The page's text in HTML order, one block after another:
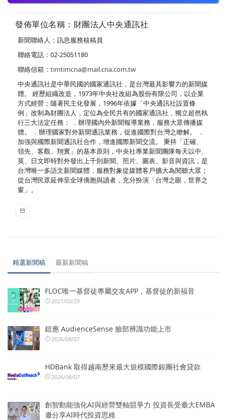
發佈單位名稱：財團法人中央通訊社
新聞聯絡人：訊息服務核稿員
聯絡電話：02-25051180
聯絡信箱： timtimcna@mail.cna.com.tw
中央通訊社是中華民國的國家通訊社，是台灣最具影響力的新聞媒
體。 經歷組織改造，1973年中央社改組為股份有限公司，以企業
方式經營；隨著民主化發展，1996年依據「中央通訊社設置條
例」改制為財團法人，定位為全民共有的國家通訊社，獨立超然執
行三大法定任務： ．辦理國內外新聞報導業務，服務大眾傳播媒
體。 ．辦理國家對外新聞通訊業務，促進國際對台灣之瞭解。 ．
加強與國際新聞通訊社合作，增進國際新聞交流。 秉持「正確、
領先、客觀、翔實」的基本原則，中央社專業新聞團隊每天以中、
英、日文即時對外發出上千則新聞、照片、圖表、影音與資訊，是
台灣唯一多語文新聞媒體，服務對象從媒體客戶擴大為閱聽大眾；
從台灣民眾延伸至全球僑胞與讀者，充分扮演「台灣之眼，世界之
窗」。
精選新聞稿 最新新聞稿
FLOC唯一基督徒專屬交友APP，基督徒的新福音
2021/03/29
鎧應 AudienceSense 臉部辨識功能上市
2026/08/07
HDBank 取得越南歷來最大規模國際銀團社會貸款
2026/08/07
創智動能強化AI與經營雙軸競爭力 投資長受臺大EMBA
邀分享AI時代投資思維